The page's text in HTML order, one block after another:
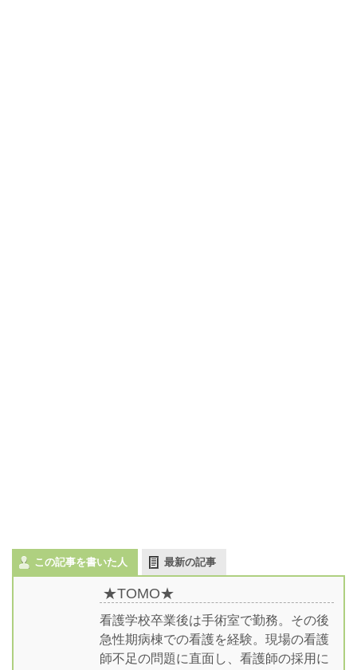
この記事を書いた人 最新の記事
★TOMO★
看護学校卒業後は手術室で勤務。その後
急性期病棟での看護を経験。現場の看護
師不足の問題に直面し、看護師の採用に